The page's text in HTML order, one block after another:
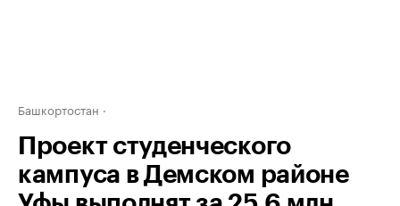
Башкортостан
Проект студенческого
кампуса в Демском районе